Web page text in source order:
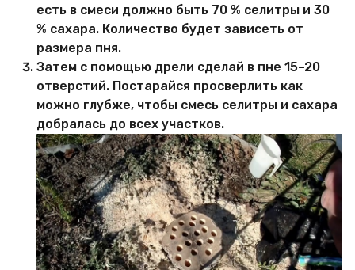
есть в смеси должно быть 70 % селитры и 30
% сахара. Количество будет зависеть от
размера пня.
Затем с помощью дрели сделай в пне 15–20
отверстий. Постарайся просверлить как
можно глубже, чтобы смесь селитры и сахара
добралась до всех участков.